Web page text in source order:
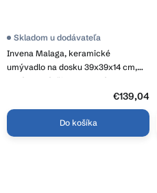
Invena Malaga, keramické
umývadlo na dosku 39x39x14 cm,
zlatá matná-čierna matná, INV-CE-
Skladom u dodávateľa
€139,04
Do košíka